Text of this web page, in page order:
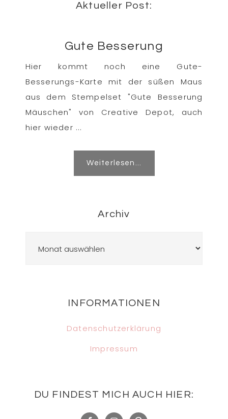
Aktueller Post:
Gute Besserung
Hier kommt noch eine Gute-
Besserungs-Karte mit der süßen Maus
aus dem Stempelset "Gute Besserung
Mäuschen" von Creative Depot, auch
hier wieder ...
Weiterlesen...
Archiv
INFORMATIONEN
Datenschutzerklärung
Impressum
DU FINDEST MICH AUCH HIER: